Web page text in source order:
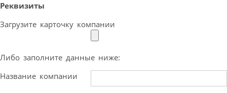
Реквизиты
Загрузите карточку компании
Либо заполните данные ниже:
Название компании